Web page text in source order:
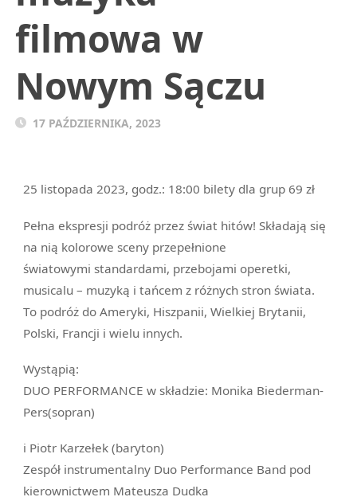
filmowa w
Nowym Sączu
17 PAŹDZIERNIKA, 2023
25 listopada 2023, godz.: 18:00 bilety dla grup 69 zł
Pełna ekspresji podróż przez świat hitów! Składają się
na nią kolorowe sceny przepełnione
światowymi standardami, przebojami operetki,
musicalu – muzyką i tańcem z różnych stron świata.
To podróż do Ameryki, Hiszpanii, Wielkiej Brytanii,
Polski, Francji i wielu innych.
Wystąpią:
DUO PERFORMANCE w składzie: Monika Biederman-
Pers(sopran)
i Piotr Karzełek (baryton)
Zespół instrumentalny Duo Performance Band pod
kierownictwem Mateusza Dudka